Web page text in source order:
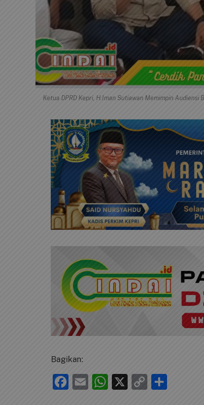
Ketua DPRD Kepri, H.Iman Sutiawan Memimpin Audiensi
Bagikan:
Facebook
EmailWhatsApp
X
Copy